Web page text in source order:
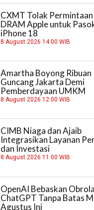
CXMT Tolak
DRAM Apple untuk
iPhone 18
8 August 2026 14:00 WIB
Amartha Boyong Ribuan
Guncang Jakarta Demi
Pemberdayaan UMKM
8 August 2026 12:00 WIB
CIMB Niaga dan Ajaib
Integrasikan Layanan
dan Investasi
8 August 2026 11:00 WIB
OpenAI Bebaskan
ChatGPT Tanpa Batas
Agustus Ini